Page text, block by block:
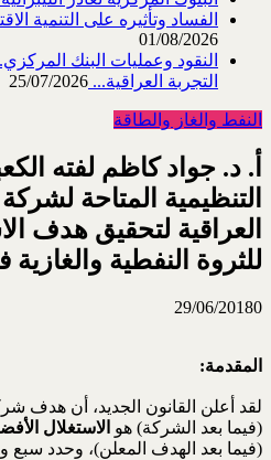
الفساد وتأثيره على التنمية
01/08/2026
النقود وعمليات البنك
التجربة العراقية... 25/07/2026
النفط والغاز والطاقة
أ. د. جواد كاظم لفته
التنظيمية المتاحة
العراقية لتحقيق هدف
للثروة النفطية والغازية
29/06/20180
المقدمة:
لقد أعلن القانون الجديد، أن هدف
(فيما بعد الشركة) هو الاستغلال
(فيما بعد الهدف المعلن)، وحدد